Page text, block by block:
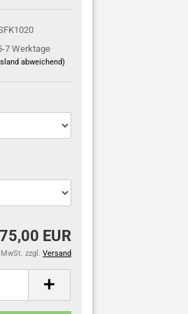
7 Werktage
abweichend)
EUR
zzgl. Versand